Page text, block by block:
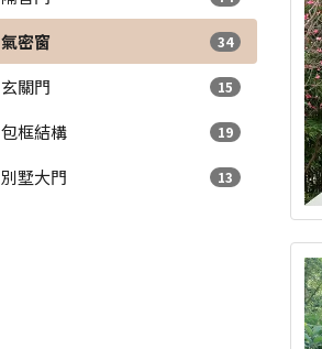
氣密窗 34
玄關門 15
包框結構 19
別墅大門 13